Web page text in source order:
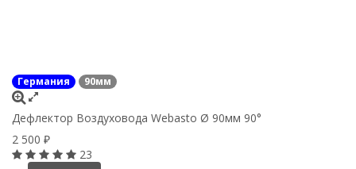
Германия 90мм
Дефлектор Воздуховода Webasto Ø 90мм 90°
2 500 ₽
23